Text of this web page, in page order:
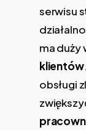
serwisu
ma duży
klientów
obsługi